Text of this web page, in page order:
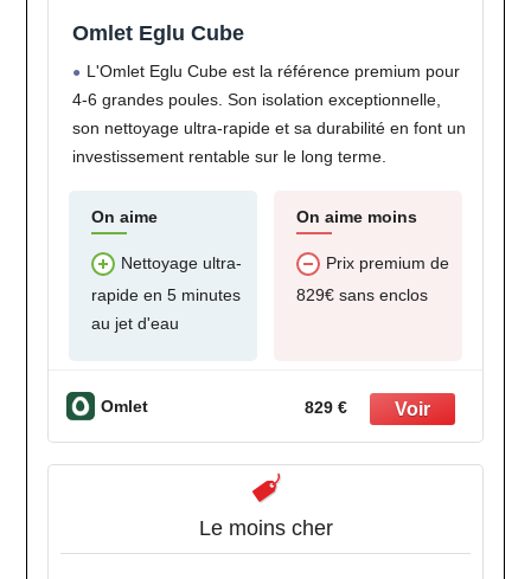
Omlet Eglu Cube
L'Omlet Eglu Cube est la référence premium pour
4-6 grandes poules. Son isolation exceptionnelle,
son nettoyage ultra-rapide et sa durabilité en font un
investissement rentable sur le long terme.
On aime
Nettoyage ultra-
rapide en 5 minutes
au jet d'eau
On aime moins
Prix premium de
829€ sans enclos
Omlet 829 €
Le moins cher